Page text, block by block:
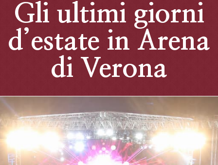
Gli ultimi giorni
d’estate in Arena
di Verona